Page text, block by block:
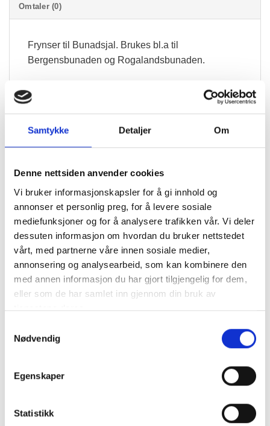
Samtykke Detaljer Om
Denne nettsiden anvender cookies
Vi bruker informasjonskapsler for å gi innhold og
annonser et personlig preg, for å levere sosiale
mediefunksjoner og for å analysere trafikken vår. Vi deler
dessuten informasjon om hvordan du bruker nettstedet
vårt, med partnerne våre innen sosiale medier,
annonsering og analysearbeid, som kan kombinere den
med annen informasjon du har gjort tilgjengelig for dem,
eller som de har samlet inn gjennom din bruk av
tjenestene deres.
Nødvendig
Egenskaper
Statistikk
Omtaler (0)
Frynser til Bunadsjal. Brukes bl.a til
Bergensbunaden og Rogalandsbunaden.
Den gule hjelpetråd dras lett ut etter montering.
RELATERTE PRODUKTER
Blomstret jaquardbånd
med svart kant
Legg i handlekurv